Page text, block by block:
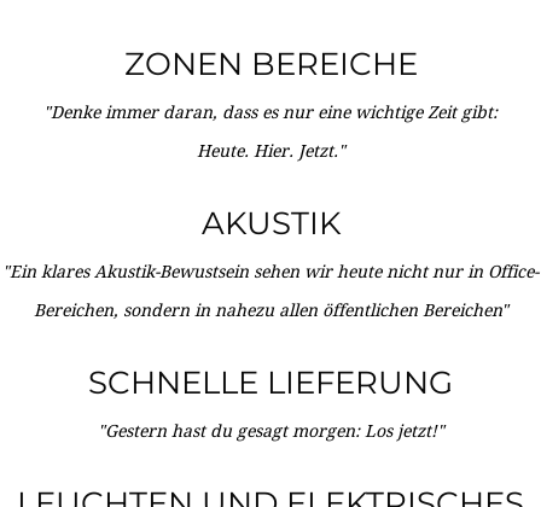
ZONEN BEREICHE
"Denke immer daran, dass es nur eine wichtige Zeit gibt:
Heute. Hier. Jetzt."
AKUSTIK
"Ein klares Akustik-Bewustsein sehen wir heute nicht nur in Office-
Bereichen, sondern in nahezu allen öffentlichen Bereichen"
SCHNELLE LIEFERUNG
"Gestern hast du gesagt morgen: Los jetzt!"